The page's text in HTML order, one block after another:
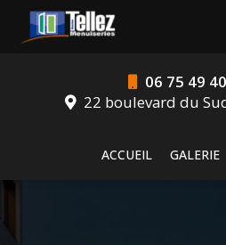
contenu
06 75 49
22 boulevard du
ACCUEIL
GALERIE